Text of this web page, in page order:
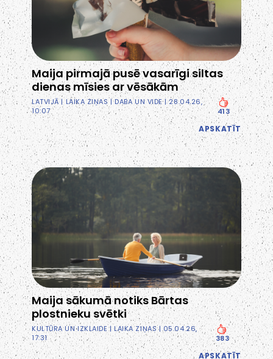
Maija pirmajā pusē vasarīgi siltas
dienas mīsies ar vēsākām
LATVIJĀ| LAIKA ZIŅAS |DABA UN VIDE| 28.04.26,
10:07
413
APSKATĪT
Maija sākumā notiks Bārtas
plostnieku svētki
KULTŪRA UN IZKLAIDE|LAIKA ZIŅAS| 05.04.26,
17:31
383
APSKATĪT